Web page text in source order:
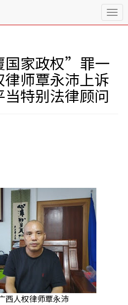
T
o
家政权”罪一
师覃永沛上诉
特别法律顾问
西人权律师覃永沛